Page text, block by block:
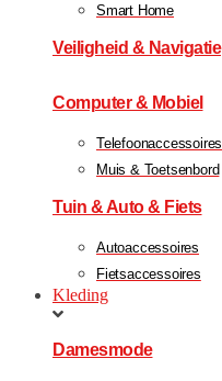
Smart Home
Veiligheid & Navigatie
Computer & Mobiel
Telefoonaccessoires
Muis & Toetsenbord
Tuin & Auto & Fiets
Autoaccessoires
Fietsaccessoires
Kleding
Damesmode